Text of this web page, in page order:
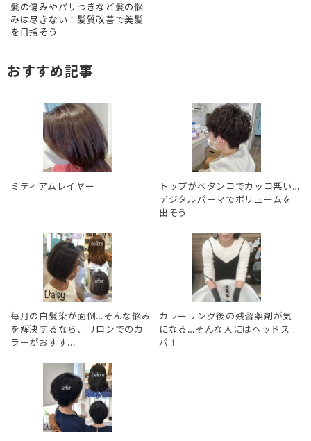
髪の傷みやパサつきなど髪の悩
みは尽きない！髪質改善で美髪
を目指そう
おすすめ記事
ミディアムレイヤー
トップがペタンコでカッコ悪い…
デジタルパーマでボリュームを
出そう
毎月の白髪染が面倒…そんな悩み
を解決するなら、サロンでのカ
ラーがおすす...
カラーリング後の残留薬剤が気
になる…そんな人にはヘッドス
パ！